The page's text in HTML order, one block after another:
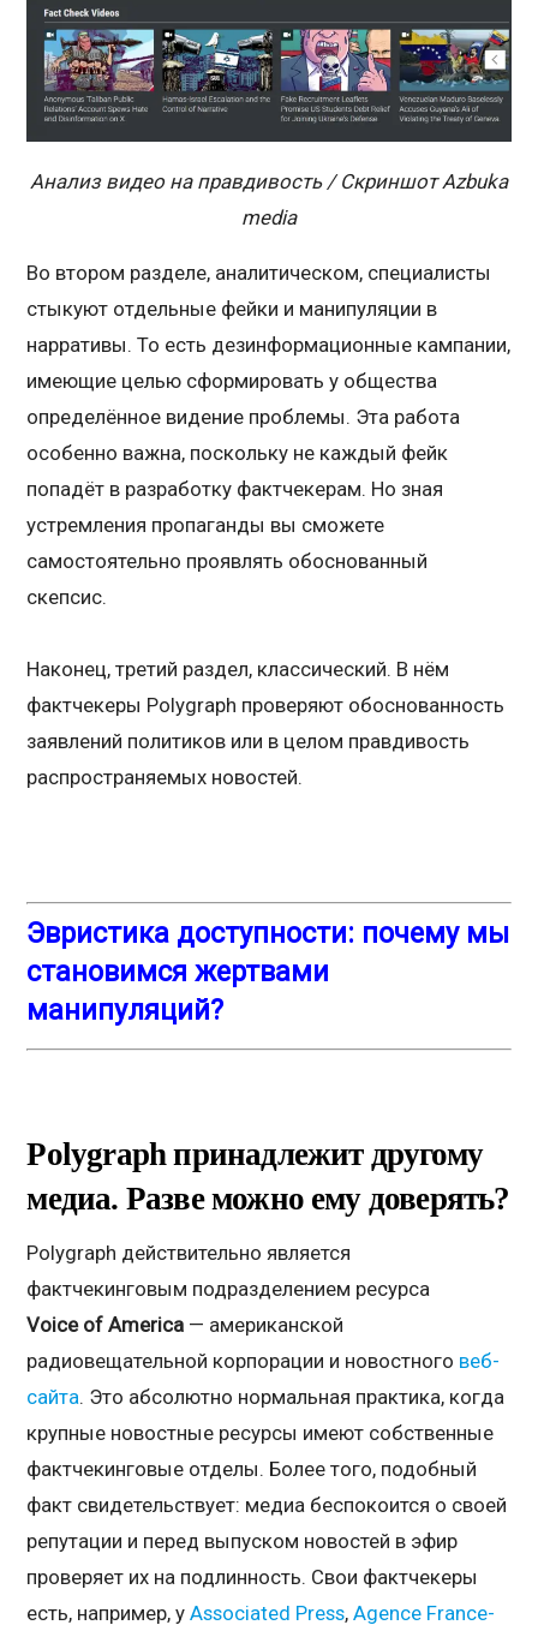
Анализ видео на правдивость / Скриншот Azbuka
media
Во втором разделе, аналитическом, специалисты
стыкуют отдельные фейки и манипуляции в
нарративы. То есть дезинформационные кампании,
имеющие целью сформировать у общества
определённое видение проблемы. Эта работа
особенно важна, поскольку не каждый фейк
попадёт в разработку фактчекерам. Но зная
устремления пропаганды вы сможете
самостоятельно проявлять обоснованный
скепсис.
Наконец, третий раздел, классический. В нём
фактчекеры Polygraph проверяют обоснованность
заявлений политиков или в целом правдивость
распространяемых новостей.
Эвристика доступности: почему мы
становимся жертвами
манипуляций?
Polygraphпринадлежит другому
медиа. Разве можно ему доверять?
Polygraph действительно является
фактчекинговым подразделением ресурса
Voice of America — американской
радиовещательной корпорации и новостного веб-
сайта. Это абсолютно нормальная практика, когда
крупные новостные ресурсы имеют собственные
фактчекинговые отделы. Более того, подобный
факт свидетельствует: медиа беспокоится о своей
репутации и перед выпуском новостей в эфир
проверяет их на подлинность. Свои фактчекеры
есть, например, уAssociated Press,Agence France-